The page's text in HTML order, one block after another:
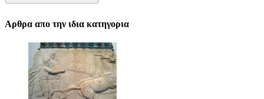
Αρθρα απο την ιδια κατηγορια